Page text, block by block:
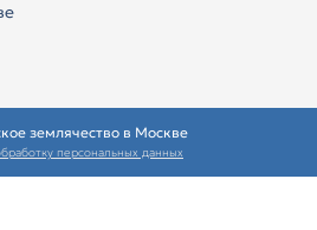
землячество в Москве
персональных данных